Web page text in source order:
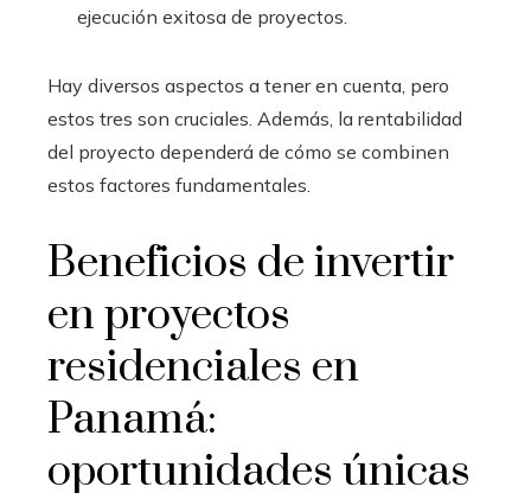
ejecución exitosa de proyectos.
Hay diversos aspectos a tener en cuenta, pero
estos tres son cruciales. Además, la rentabilidad
del proyecto dependerá de cómo se combinen
estos factores fundamentales.
Beneficios de invertir
en proyectos
residenciales en
Panamá:
oportunidades únicas